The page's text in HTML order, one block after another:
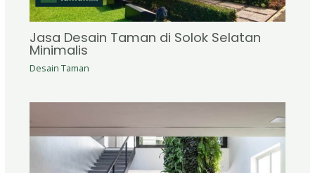
Jasa Desain Taman di Solok Selatan
Minimalis
Desain Taman